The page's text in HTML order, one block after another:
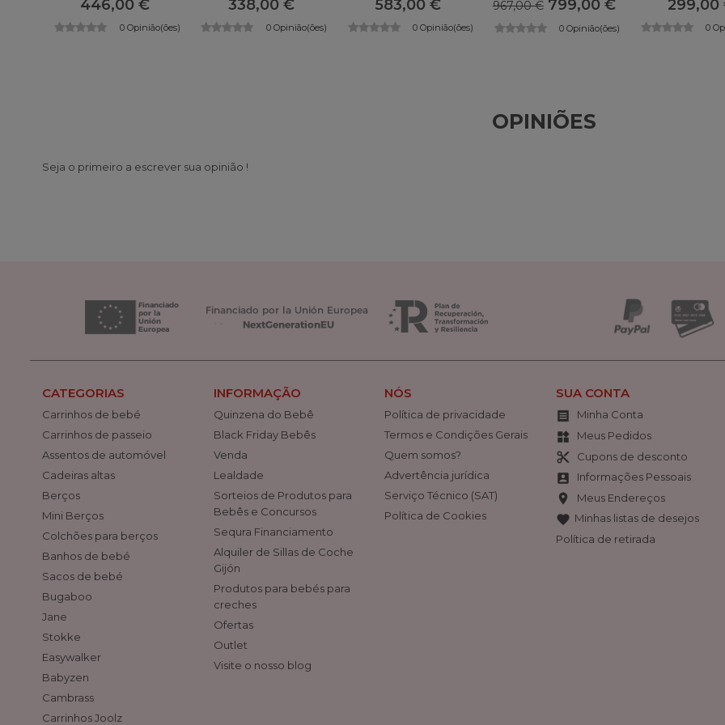
446,00 €
0 Opinião(ões)
338,00 €
0 Opinião(ões)
583,00 €
0 Opinião(ões)
967,00 € 799,00 €
0 Opinião(ões)
299,00
0
OPINIÕES
Seja o primeiro a escrever sua opinião !
CATEGORIAS
Carrinhos de bebé
Carrinhos de passeio
Assentos de automóvel
Cadeiras altas
Berços
Mini Berços
Colchões para berços
Banhos de bebé
Sacos de bebé
Bugaboo
Jane
Stokke
Easywalker
Babyzen
Cambrass
Carrinhos Joolz
INFORMAÇÃO
Quinzena do Bebê
Black Friday Bebês
Venda
Lealdade
Sorteios de Produtos para
Bebês e Concursos
Sequra Financiamento
Alquiler de Sillas de Coche
Gijón
Produtos para bebés para
creches
Ofertas
Outlet
Visite o nosso blog
NÓS
Política de privacidade
Termos e Condições Gerais
Quem somos?
Advertência jurídica
Serviço Técnico (SAT)
Política de Cookies
SUA CONTA
 Minha Conta
widgets Meus Pedidos
content_cut Cupons de desconto
account_box Informações Pessoais
location_on Meus Endereços
favorite Minhas listas de desejos
Política de retirada